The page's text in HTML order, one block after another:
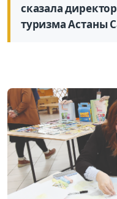
сказала
туризма Астаны